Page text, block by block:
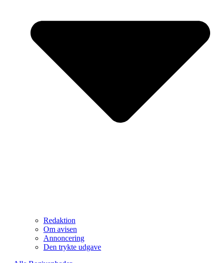
Redaktion
Om avisen
Annoncering
Den trykte udgave